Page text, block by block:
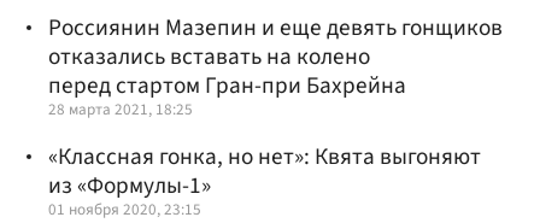
Россиянин Мазепин и еще девять гонщиков
отказались вставать на колено
перед стартом Гран-при Бахрейна
28 марта 2021, 18:25
«Классная гонка, но нет»: Квята выгоняют
из «Формулы-1»
01 ноября 2020, 23:15